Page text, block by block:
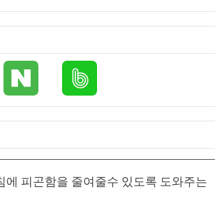
피곤함을 줄여줄수 있도록 도와주는